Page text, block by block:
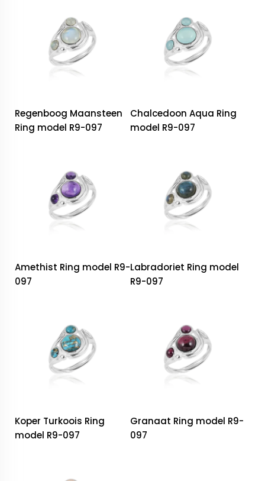
Regenboog Maansteen
Ring model R9-097
Chalcedoon Aqua Ring
model R9-097
Amethist Ring model R9-
097
Labradoriet Ring model
R9-097
Koper Turkoois Ring
model R9-097
Granaat Ring model R9-
097